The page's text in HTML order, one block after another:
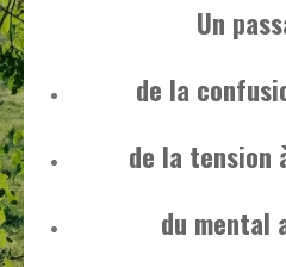
Un
de la
de la tension
du mental